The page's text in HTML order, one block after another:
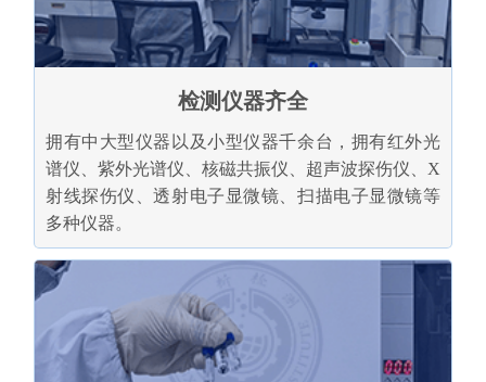
检测仪器齐全
拥有中大型仪器以及小型仪器千余台，拥有红外光
谱仪、紫外光谱仪、核磁共振仪、超声波探伤仪、X
射线探伤仪、透射电子显微镜、扫描电子显微镜等
多种仪器。